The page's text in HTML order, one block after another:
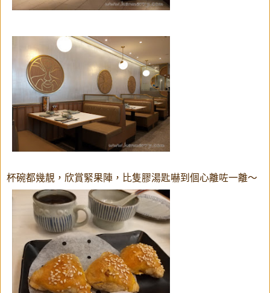
杯碗都幾靚，欣賞緊果陣，比隻膠湯匙嚇到個心離咗一離～